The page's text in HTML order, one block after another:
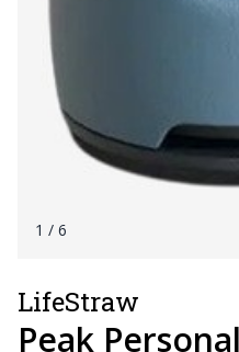
1 / 6
LifeStraw
Peak